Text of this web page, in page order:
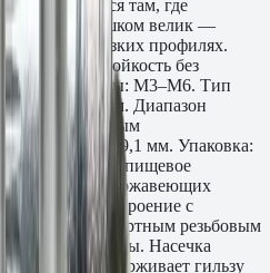
применяется там, где
бортик слишком велик —
и узких профилях.
стойкость без
резьбы: M3–M6. Тип
6,9–10,0 мм. Диапазон
резьбовым
монтаж: 5,1–9,1 мм. Упаковка:
пищевое
из нержавеющих
машиностроение с
Монтаж стандартным резьбовым
размеру резьбы. Насечка
монтаже и удерживает гильзу